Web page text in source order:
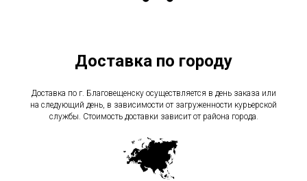
Доставка по городу
Доставка по г. Благовещенску осуществляется в день заказа или
на следующий день, в зависимости от загруженности курьерской
службы. Стоимость доставки зависит от района города.